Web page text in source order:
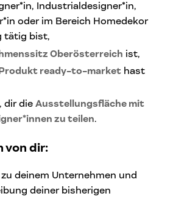
Industrialdesigner*in,
oder im Bereich Homedekor
tätig bist,
Oberösterreich ist,
ready-to-market hast
dir die Ausstellungsfläche mit
zu teilen.
von dir:
zu deinem Unternehmen und
deiner bisherigen